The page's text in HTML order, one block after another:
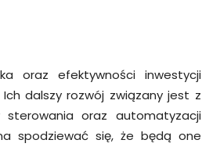
oraz efektywności inwestycji
dalszy rozwój związany jest z
sterowania oraz automatyzacji
spodziewać się, że będą one